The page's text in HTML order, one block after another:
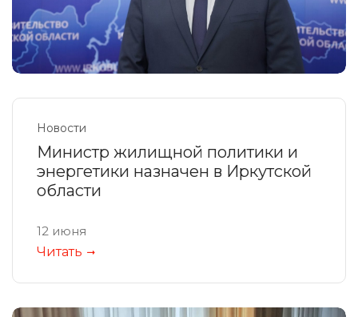
Новости
Министр жилищной политики и
энергетики назначен в Иркутской
области
12 июня
Читать